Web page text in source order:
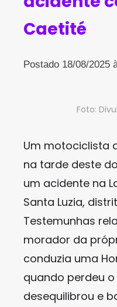
Caetité
Postado 18/08/2025
Foto:
Um motociclista
na tarde deste
um acidente na
Santa Luzia,
Testemunhas
morador da
conduzia uma
quando perdeu
desequilibrou e